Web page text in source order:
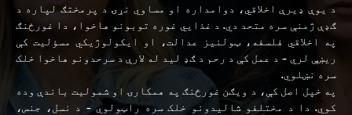
د یوې ډیرې اخلاقي، دوامداره او مساوي نړۍ د پرمختګ لپاره د
ګډې ژمنې سره متحد دي. د غذايي غوره توبونو هاخوا، دا غورځنګ
په اخلاقي فلسفه، ټولنیز عدالت، او ایکولوژیکي مسؤلیت کې
ریښې لري - د عمل کې د رحم د ګډ لید له لارې د سرحدونو هاخوا خلک
سره نښلوي.
په خپل اصل کې، د ویګن غورځنګ په همکارۍ او شمولیت باندې وده
کوي. دا د مختلفو شالیدونو خلک سره راټولوي - د نسل، جنس،